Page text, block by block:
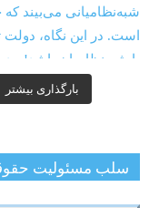
بارگذاری بیشتر
سلب مسئولیت